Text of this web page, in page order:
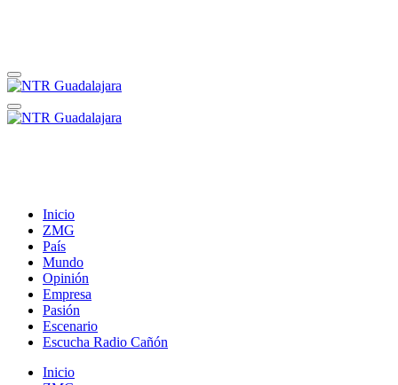
Inicio
ZMG
País
Mundo
Opinión
Empresa
Pasión
Escenario
Escucha Radio Cañón
Inicio